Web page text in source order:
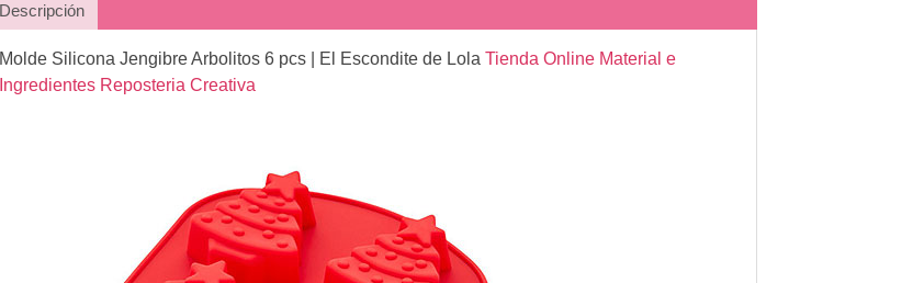
Descripción
Molde Silicona Jengibre Arbolitos 6 pcs| El Escondite de Lola Tienda Online Material e
Ingredientes Reposteria Creativa